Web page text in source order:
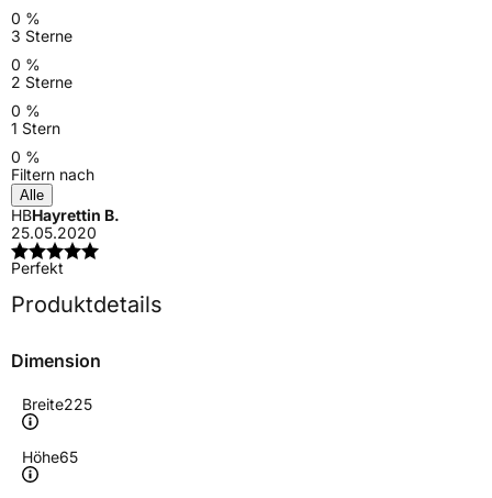
0 %
3 Sterne
0 %
2 Sterne
0 %
1 Stern
0 %
Filtern nach
Alle
HBHayrettin B.
25.05.2020
Perfekt
Produktdetails
Dimension
Breite225
Höhe65